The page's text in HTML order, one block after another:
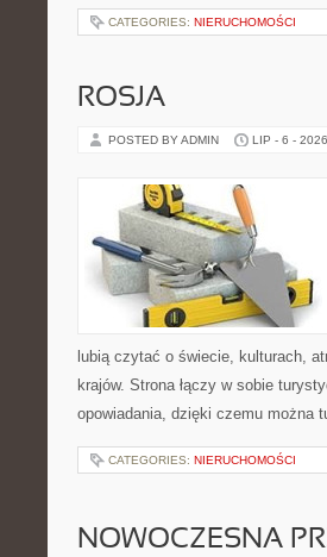
CATEGORIES: NIERUCHOMOŚCI
ROSJA
POSTED BY ADMIN LIP - 6 - 2026
lubią czytać o świecie, kulturach,
krajów. Strona łączy w sobie
opowiadania, dzięki czemu można
CATEGORIES: NIERUCHOMOŚCI
NOWOCZESNA